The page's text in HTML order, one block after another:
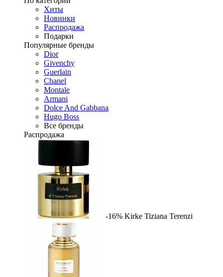
Хиты
Новинки
Распродажа
Подарки
Популярные бренды
Dior
Givenchy
Guerlain
Chanel
Montale
Armani
Dolce And Gabbana
Hugo Boss
Все бренды
Распродажа
-16% Kirke Tiziana Terenzi